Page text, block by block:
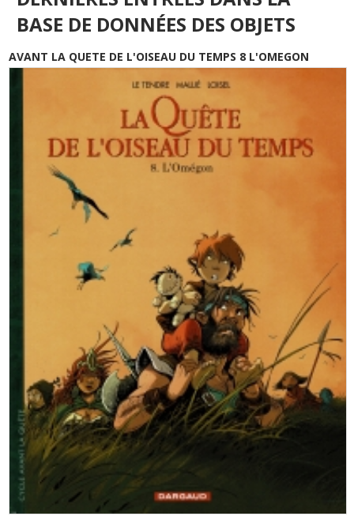
BASE DE DONNÉES DES OBJETS
AVANT LA QUETE DE L'OISEAU DU TEMPS 8 L'OMEGON